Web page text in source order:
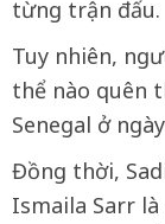
từng trận đấu.
Tuy nhiên,
thể nào quên
Senegal ở
Đồng thời,
Ismaila Sarr